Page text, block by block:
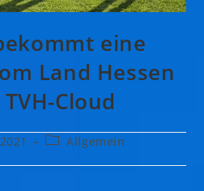
eine
Land Hessen
Cloud
Allgemein